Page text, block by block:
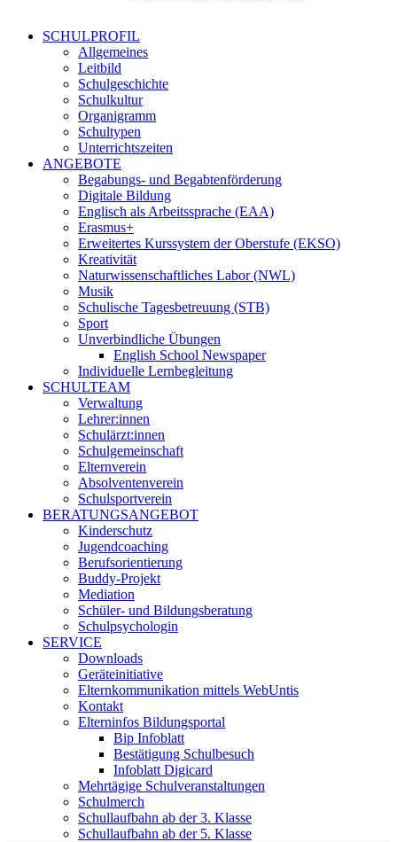
SCHULPROFIL
Allgemeines
Leitbild
Schulgeschichte
Schulkultur
Organigramm
Schultypen
Unterrichtszeiten
ANGEBOTE
Begabungs- und Begabtenförderung
Digitale Bildung
Englisch als Arbeitssprache (EAA)
Erasmus+
Erweitertes Kurssystem der Oberstufe (EKSO)
Kreativität
Naturwissenschaftliches Labor (NWL)
Musik
Schulische Tagesbetreuung (STB)
Sport
Unverbindliche Übungen
English School Newspaper
Individuelle Lernbegleitung
SCHULTEAM
Verwaltung
Lehrer:innen
Schulärzt:innen
Schulgemeinschaft
Elternverein
Absolventenverein
Schulsportverein
BERATUNGSANGEBOT
Kinderschutz
Jugendcoaching
Berufsorientierung
Buddy-Projekt
Mediation
Schüler- und Bildungsberatung
Schulpsychologin
SERVICE
Downloads
Geräteinitiative
Elternkommunikation mittels WebUntis
Kontakt
Elterninfos Bildungsportal
Bip Infoblatt
Bestätigung Schulbesuch
Infoblatt Digicard
Mehrtägige Schulveranstaltungen
Schulmerch
Schullaufbahn ab der 3. Klasse
Schullaufbahn ab der 5. Klasse